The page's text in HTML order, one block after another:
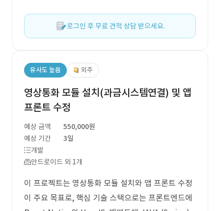
로그인 후 무료 견적 상담 받으세요.
유사도 높음 외주
영상통화 모듈 설치(과금시스템연결) 및 앱
프론트 수정
예상 금액
550,000원
예상 기간
3일
개발
안드로이드 외 1개
이 프로젝트는 영상통화 모듈 설치와 앱 프론트 수정
이 주요 목표로, 핵심 기술 스택으로는 프론트엔드에